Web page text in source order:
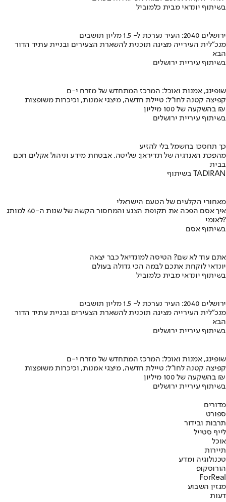
בשיתוף יונדאי מבית כלמוביל
ירושלים 2040: העיר נערכת ל- 1.5 מליון תושבים
מנכ"לית העירייה מציגה תוכנית להשארת הצעירים ובניית עתיד הדור
הבא
בשיתוף עיריית ירושלים
שופינג, אמנות ואוכל: המרכז המתחדש של מזרח י-ם
קפיצה קטנה לחו"ל: טיילת חדשה, מיצגי אמנות, וכיכרות משופצות
בהשקעה של 100 מיליון ₪
בשיתוף עיריית ירושלים
כך תחסכו בחשמל בלי להזיע
מהפכת האנרגיה של תדיראן: שליטה, אבטחת מידע וניהול אקלים חכם
בבית
בשיתוף TADIRAN
מאחורי הקלעים של הטעם הישראלי
איך אסם הפכה את תקופת הצנע והמחסור הקשה של שנות ה-40 למותג
לאומי?
בשיתוף אסם
אתם עוד לא שם? הטיסה למונדיאל כבר יצאה
יונדאי לוקחת אתכם לבמה הכי גדולה בעולם
בשיתוף יונדאי מבית כלמוביל
ירושלים 2040: העיר נערכת ל- 1.5 מליון תושבים
מנכ"לית העירייה מציגה תוכנית להשארת הצעירים ובניית עתיד הדור
הבא
בשיתוף עיריית ירושלים
שופינג, אמנות ואוכל: המרכז המתחדש של מזרח י-ם
קפיצה קטנה לחו"ל: טיילת חדשה, מיצגי אמנות, וכיכרות משופצות
בהשקעה של 100 מיליון ₪
בשיתוף עיריית ירושלים
מדורים
ספורט
תרבות ובידור
לייף סטייל
אוכל
תיירות
טכנולוגיה ומדע
הורוסקופ
ForReal
מגזין השבוע
דעות